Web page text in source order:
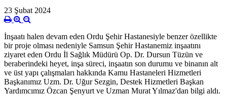
23 Şubat 2024
İnşaatı halen devam eden Ordu Şehir Hastanesiyle benzer özellikte
bir proje olması nedeniyle Samsun Şehir Hastanemiz inşaatını
ziyaret eden Ordu İl Sağlık Müdürü Op. Dr. Dursun Tüzün ve
beraberindeki heyet, inşa süreci, inşaatın son durumu ve binanın alt
ve üst yapı çalışmaları hakkında Kamu Hastaneleri Hizmetleri
Başkanımız Uzm. Dr. Uğur Sezgin, Destek Hizmetleri Başkan
Yardımcımız Özcan Şenyurt ve Uzman Murat Yılmaz'dan bilgi aldı.